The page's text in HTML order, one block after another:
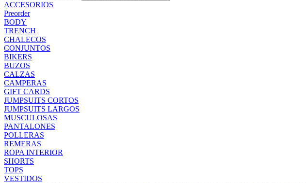
ACCESORIOS
Preorder
BODY
TRENCH
CHALECOS
CONJUNTOS
BIKERS
BUZOS
CALZAS
CAMPERAS
GIFT CARDS
JUMPSUITS CORTOS
JUMPSUITS LARGOS
MUSCULOSAS
PANTALONES
POLLERAS
REMERAS
ROPA INTERIOR
SHORTS
TOPS
VESTIDOS